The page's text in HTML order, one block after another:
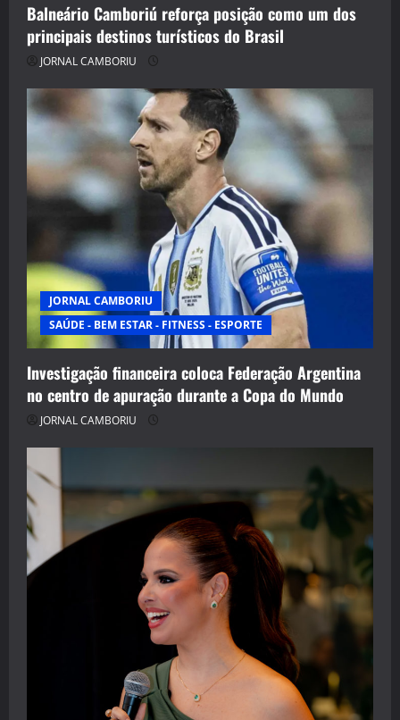
Balneário Camboriú reforça posição como um dos
principais destinos turísticos do Brasil
JORNAL CAMBORIU
JORNAL CAMBORIU
SAÚDE - BEM ESTAR - FITNESS - ESPORTE
Investigação financeira coloca Federação Argentina
no centro de apuração durante a Copa do Mundo
JORNAL CAMBORIU